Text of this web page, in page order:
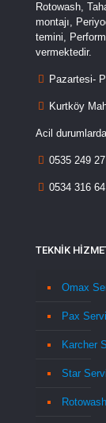
Rotowash,
montajı,
temini,
vermektedir.
Pazartesi-
Kurtköy
Acil
0535 249
0534 316
TEKNİK
Omax
Pax
Karcher
Star